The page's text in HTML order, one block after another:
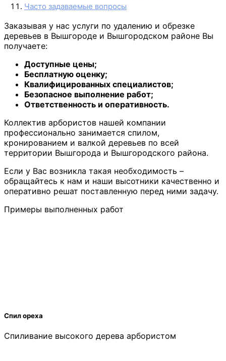
Часто задаваемые вопросы
Заказывая у нас услуги по удалению и обрезке
деревьев в Вышгороде и Вышгородском районе Вы
получаете:
Доступные цены;
Бесплатную оценку;
Квалифицированных специалистов;
Безопасное выполнение работ;
Ответственность и оперативность.
Коллектив арбористов нашей компании
профессионально занимается спилом,
кронированием и валкой деревьев по всей
территории Вышгорода и Вышгородского района.
Если у Вас возникла такая необходимость –
обращайтесь к нам и наши высотники качественно и
оперативно решат поставленную перед ними задачу.
Примеры выполненных работ
Спил ореха
Спиливание высокого дерева арбористом